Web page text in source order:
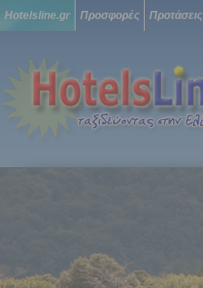
Hotelsline.gr Προσφορές Προτάσεις